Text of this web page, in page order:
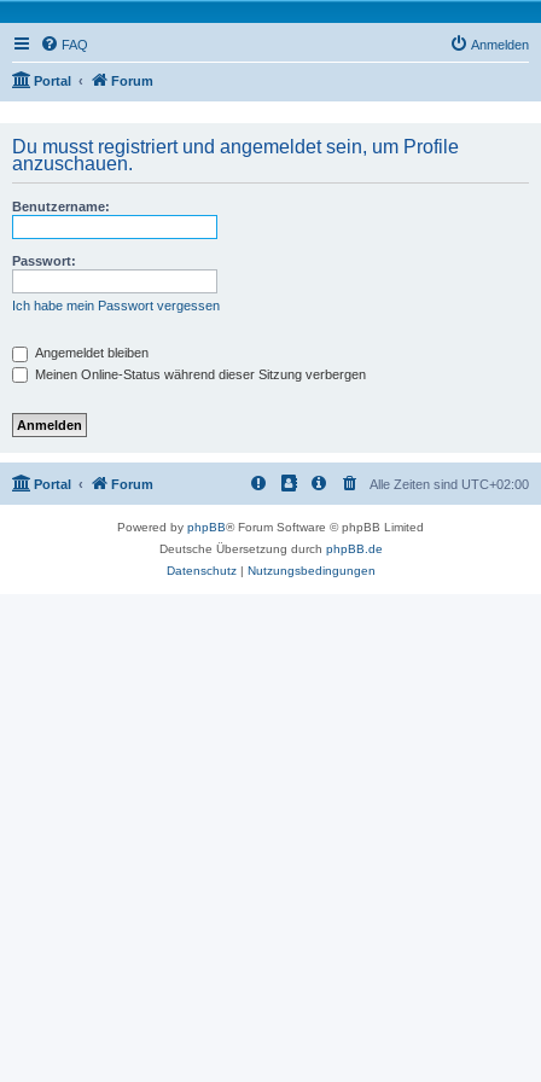
FAQ Anmelden
Portal Forum
Du musst registriert und angemeldet sein, um Profile
anzuschauen.
Benutzername:
Passwort:
Ich habe mein Passwort vergessen
Angemeldet bleiben
Meinen Online-Status während dieser Sitzung verbergen
Portal Forum Alle Zeiten sind UTC+02:00
Powered by phpBB® Forum Software © phpBB Limited
Deutsche Übersetzung durch phpBB.de
Datenschutz| Nutzungsbedingungen